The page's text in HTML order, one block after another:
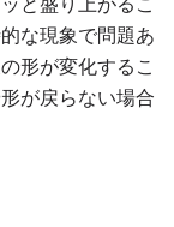
と盛り上がるこ
な現象で問題あ
形が変化するこ
が戻らない場合